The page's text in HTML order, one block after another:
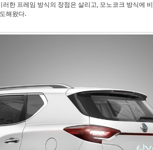
한 프레임 방식의 장점은 살리고, 모노코크 방식에
해왔다.